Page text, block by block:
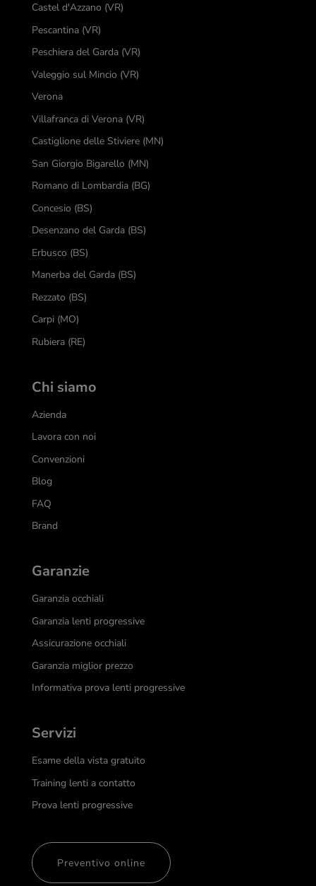
Castel d'Azzano (VR)
Pescantina (VR)
Peschiera del Garda (VR)
Valeggio sul Mincio (VR)
Verona
Villafranca di Verona (VR)
Castiglione delle Stiviere (MN)
San Giorgio Bigarello (MN)
Romano di Lombardia (BG)
Concesio (BS)
Desenzano del Garda (BS)
Erbusco (BS)
Manerba del Garda (BS)
Rezzato (BS)
Carpi (MO)
Rubiera (RE)
Chi siamo
Azienda
Lavora con noi
Convenzioni
Blog
FAQ
Brand
Garanzie
Garanzia occhiali
Garanzia lenti progressive
Assicurazione occhiali
Garanzia miglior prezzo
Informativa prova lenti progressive
Servizi
Esame della vista gratuito
Training lenti a contatto
Prova lenti progressive
Preventivo online